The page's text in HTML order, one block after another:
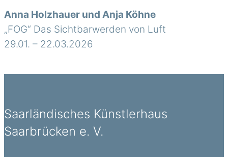
Anna Holzhauer und Anja Köhne
„FOG“ Das Sichtbarwerden von Luft
29.01. – 22.03.2026
Saarländisches Künstlerhaus
Saarbrücken e. V.